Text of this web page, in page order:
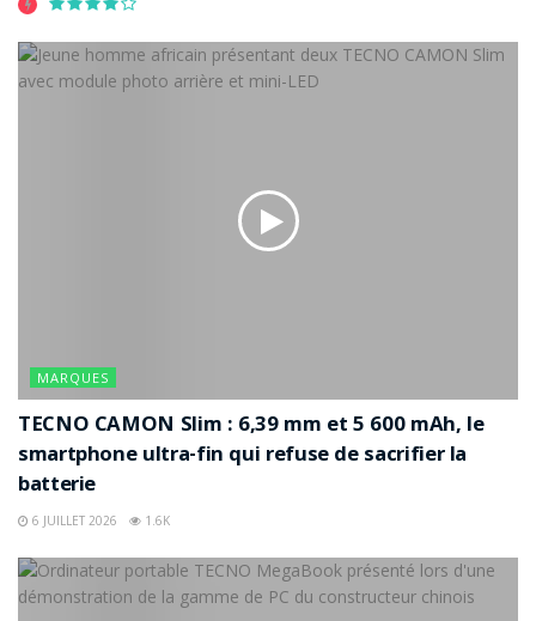
MARQUES
TECNO CAMON Slim : 6,39 mm et 5 600 mAh, le
smartphone ultra-fin qui refuse de sacrifier la
batterie
6 JUILLET 2026 1.6K